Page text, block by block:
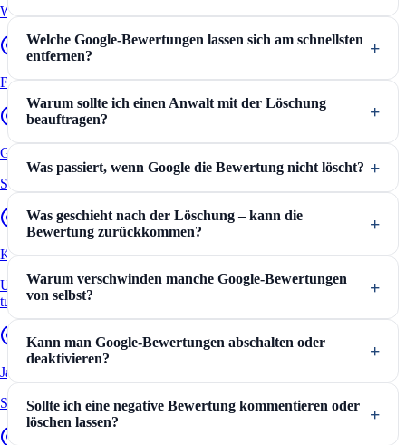
Warum zum Anwalt
FAQ
Google Bewertungen löschen
Schritt für Schritt erklärt und Tipps vom Anwalt
Kununu Bewertungen löschen
Ungerechtfertigte Bewertungen auf Kununu – das sollten Arbeitgeber
tun.
Jameda Bewertungen löschen
So können Ärzte eine negative Jameda Bewertung löschen lassen.
Welche Google-Bewertungen lassen sich am schnellsten
entfernen?
Warum sollte ich einen Anwalt mit der Löschung
beauftragen?
Was passiert, wenn Google die Bewertung nicht löscht?
Was geschieht nach der Löschung – kann die
Bewertung zurückkommen?
Warum verschwinden manche Google-Bewertungen
von selbst?
Kann man Google-Bewertungen abschalten oder
deaktivieren?
Sollte ich eine negative Bewertung kommentieren oder
löschen lassen?